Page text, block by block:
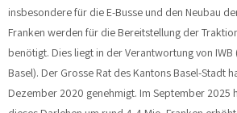
insbesondere für die E-Busse und den Neubau
Franken werden für die Bereitstellung der
benötigt. Dies liegt in der Verantwortung von
Basel). Der Grosse Rat des Kantons Basel-Stadt
Dezember 2020 genehmigt. Im September 2025